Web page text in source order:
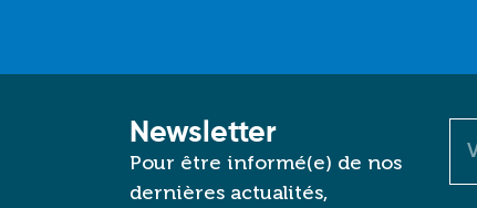
Newsletter
Pour être informé(e) de nos
dernières actualités,